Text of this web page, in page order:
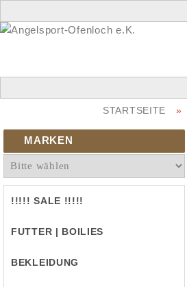
STARTSEITE »
MARKEN
!!!!! SALE !!!!!
FUTTER | BOILIES
BEKLEIDUNG